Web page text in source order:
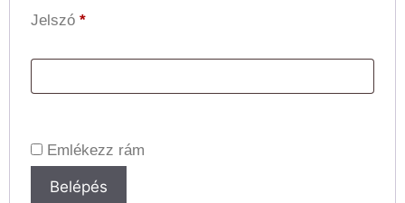
Jelszó *
Emlékezz rám
Belépés